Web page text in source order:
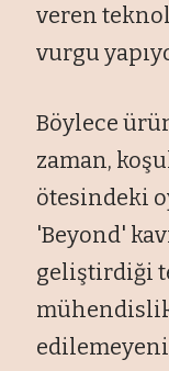
veren
vurgu
Böylece
zaman,
ötesindeki
'Beyond'
geliştirdiği